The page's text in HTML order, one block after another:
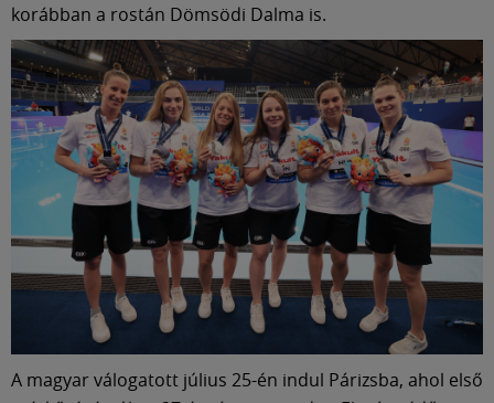
korábban a rostán Dömsödi Dalma is.
A magyar válogatott július 25-én indul Párizsba, ahol első